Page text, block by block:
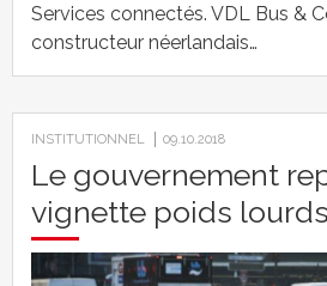
Services connectés. VDL Bus &
constructeur néerlandais…
INSTITUTIONNEL 09.10.2018
Le gouvernement
vignette poids lourds